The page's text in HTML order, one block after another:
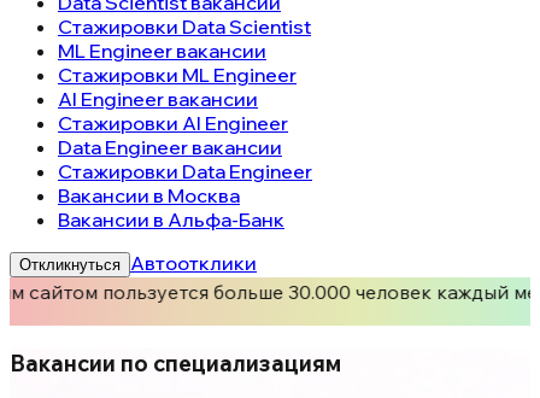
Стажировки Data Scientist
ML Engineer вакансии
Стажировки ML Engineer
AI Engineer вакансии
Стажировки AI Engineer
Data Engineer вакансии
Стажировки Data Engineer
Вакансии в Москва
Вакансии в Альфа-Банк
Откликнуться Автоотклики
сайтом пользуется больше 30.000 человек каждый
Вакансии по специализациям